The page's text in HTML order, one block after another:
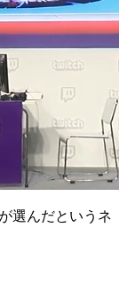
選んだというネ